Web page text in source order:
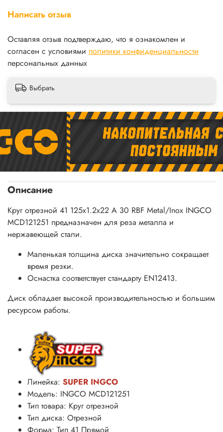
Написать отзыв
Оставляя отзыв подтверждаю, что я ознакомлен и
согласен с условиями политики конфиденциальности
персональных данных
Выбрать
Описание
Круг отрезной 41 125х1.2х22 A 30 RBF Metal/Inox INGCO
MCD121251 предназначен для реза металла и
нержавеющей стали.
Маленькая толщина диска значительно сокращает
время резки.
Оснастка соответствует стандарту EN12413.
Диск обладает высокой производительностью и большим
ресурсом работы.
Линейка: SUPER INGCO
Модель: INGCO MCD121251
Тип товара: Круг отрезной
Тип диска: Отрезной